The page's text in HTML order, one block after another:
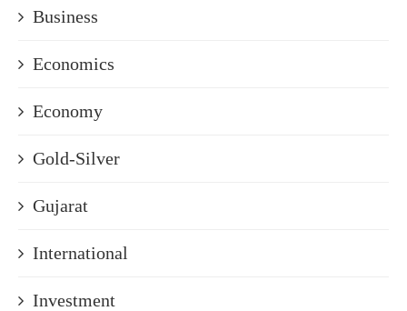
Business
Economics
Economy
Gold-Silver
Gujarat
International
Investment